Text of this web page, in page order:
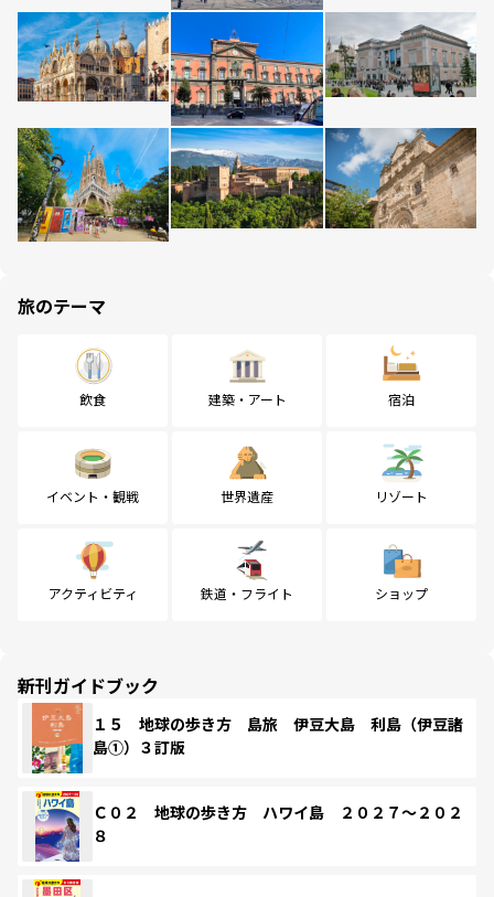
旅のテーマ
飲食 建築・アート 宿泊
イベント・観戦 世界遺産 リゾート
アクティビティ 鉄道・フライト ショップ
新刊ガイドブック
１５ 地球の歩き方 島旅 伊豆大島 利島（伊豆諸
島①）３訂版
Ｃ０２ 地球の歩き方 ハワイ島 ２０２７～２０２
８